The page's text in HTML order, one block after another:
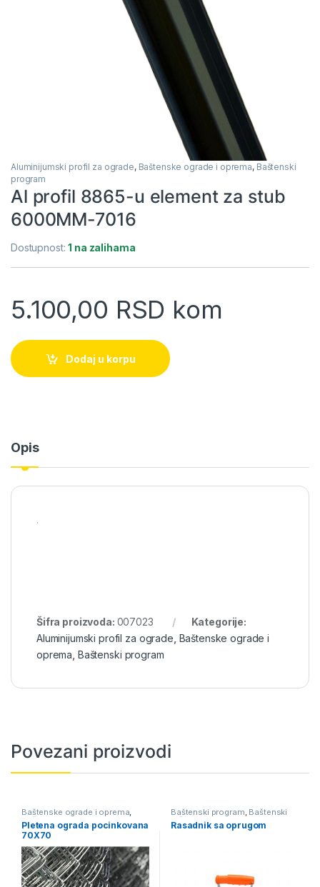
Aluminijumski profil za ograde, Baštenske ograde i oprema, Baštenski
program
Al profil 8865-u element za stub
6000MM-7016
Dostupnost:1 na zalihama
5.100,00 RSD kom
Dodaj u korpu
Opis
.
Šifra proizvoda: 007023
Kategorije:
Aluminijumski profil za ograde Baštenske ograde i
oprema Baštenski program
Povezani proizvodi
Baštenske ograde i oprema,
Baštenski program Pletena
ograda
Pletena ograda pocinkovana
70X70
Baštenski program, Baštenski
ručni alati
Rasadnik sa oprugom